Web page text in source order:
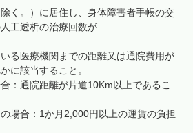
く。）に居住し、身体障害者手帳の交
工透析の治療回数が
る医療機関までの距離又は通院費用が
に該当すること。
通院距離が片道10Km以上であるこ
合：1か月2,000円以上の運賃の負担